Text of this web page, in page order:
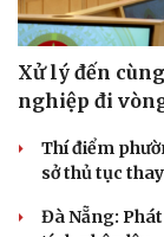
Văn hóa
Sân khấu - Điện
Văn học
Di sản
Xử lý đến
nghiệp đi
Thí điểm
sở thủ tục
Đà Nẵng: